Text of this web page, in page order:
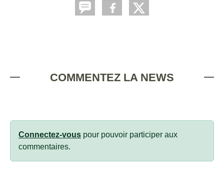
COMMENTEZ LA NEWS
Connectez-vous pour pouvoir participer aux
commentaires.